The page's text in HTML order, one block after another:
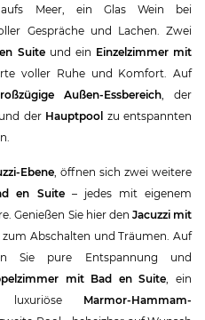
Meer, ein Glas Wein bei
Gespräche und Lachen. Zwei
Suiteund ein Einzelzimmer mit
voller Ruhe und Komfort. Auf
Außen-Essbereich , der
der Hauptpool zu entspannten
Ebene, öffnen sich zwei weitere
en Suite– jedes mit eigenem
Genießen Sie hier den Jacuzzi mit
Abschalten und Träumen. Auf
Sie pure Entspannung und
mit Bad en Suite , ein
Marmor-Hammam-